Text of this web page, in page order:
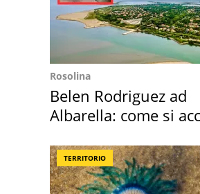
Rosolina
Belen Rodriguez ad
Albarella: come si
TERRITORIO